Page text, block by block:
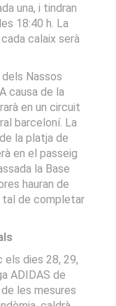
una, i tindran
18:40 h. La
calaix serà
Nassos
causa de la
en un circuit
barceloní. La
la platja de
en el passeig
la Base
hauran de
de completar
els dies 28, 29,
ADIDAS de
les mesures